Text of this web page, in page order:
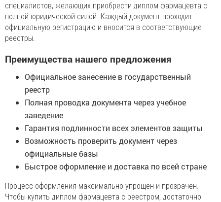
специалистов, желающих приобрести диплом фармацевта с
полной юридической силой. Каждый документ проходит
официальную регистрацию и вносится в соответствующие
реестры.
Преимущества нашего предложения
Официальное занесение в государственный
реестр
Полная проводка документа через учебное
заведение
Гарантия подлинности всех элементов защиты
Возможность проверить документ через
официальные базы
Быстрое оформление и доставка по всей стране
Процесс оформления максимально упрощен и прозрачен.
Чтобы купить диплом фармацевта с реестром, достаточно